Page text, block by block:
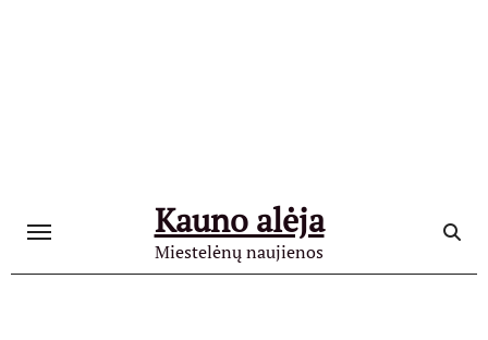
Kauno alėja
Miestelėnų naujienos